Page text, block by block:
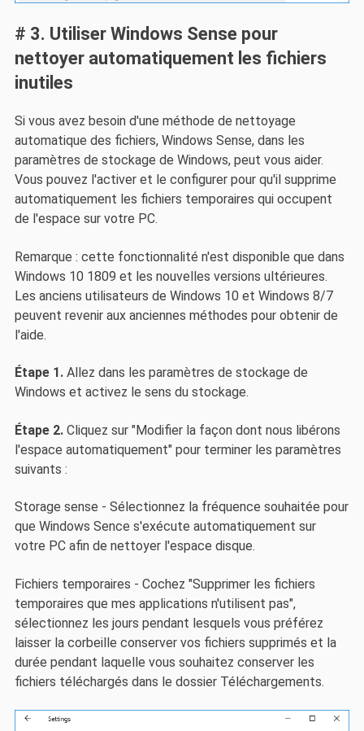
# 3. Utiliser Windows Sense pour
nettoyer automatiquement les fichiers
inutiles
Si vous avez besoin d'une méthode de nettoyage
automatique des fichiers, Windows Sense, dans les
paramètres de stockage de Windows, peut vous aider.
Vous pouvez l'activer et le configurer pour qu'il supprime
automatiquement les fichiers temporaires qui occupent
de l'espace sur votre PC.
Remarque : cette fonctionnalité n'est disponible que dans
Windows 10 1809 et les nouvelles versions ultérieures.
Les anciens utilisateurs de Windows 10 et Windows 8/7
peuvent revenir aux anciennes méthodes pour obtenir de
l'aide.
Étape 1. Allez dans les paramètres de stockage de
Windows et activez le sens du stockage.
Étape 2. Cliquez sur "Modifier la façon dont nous libérons
l'espace automatiquement" pour terminer les paramètres
suivants :
Storage sense - Sélectionnez la fréquence souhaitée pour
que Windows Sence s'exécute automatiquement sur
votre PC afin de nettoyer l'espace disque.
Fichiers temporaires - Cochez "Supprimer les fichiers
temporaires que mes applications n'utilisent pas",
sélectionnez les jours pendant lesquels vous préférez
laisser la corbeille conserver vos fichiers supprimés et la
durée pendant laquelle vous souhaitez conserver les
fichiers téléchargés dans le dossier Téléchargements.